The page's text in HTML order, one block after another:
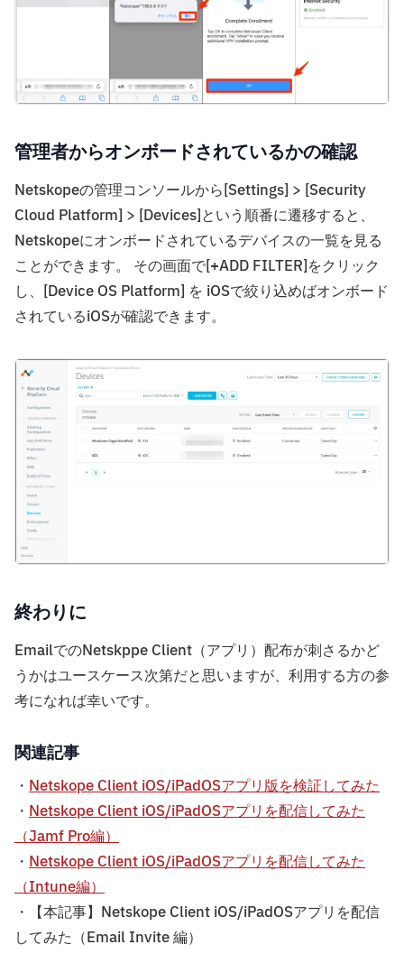
管理者からオンボードされているかの確認
Netskopeの管理コンソールから[Settings] > [Security
Cloud Platform] > [Devices]という順番に遷移すると、
Netskopeにオンボードされているデバイスの一覧を見る
ことができます。 その画面で[+ADD FILTER]をクリック
し、[Device OS Platform] を iOSで絞り込めばオンボード
されているiOSが確認できます。
終わりに
EmailでのNetskppe Client（アプリ）配布が刺さるかど
うかはユースケース次第だと思いますが、利用する方の参
考になれば幸いです。
関連記事
・ Netskope Client iOS/iPadOSアプリ版を検証してみた
・ Netskope Client iOS/iPadOSアプリを配信してみた
（Jamf Pro編）
・ Netskope Client iOS/iPadOSアプリを配信してみた
（Intune編）
・【本記事】Netskope Client iOS/iPadOSアプリを配信
してみた（Email Invite 編）